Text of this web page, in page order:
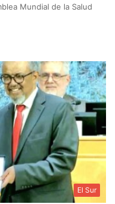
Mundial de la Salud
El Sur